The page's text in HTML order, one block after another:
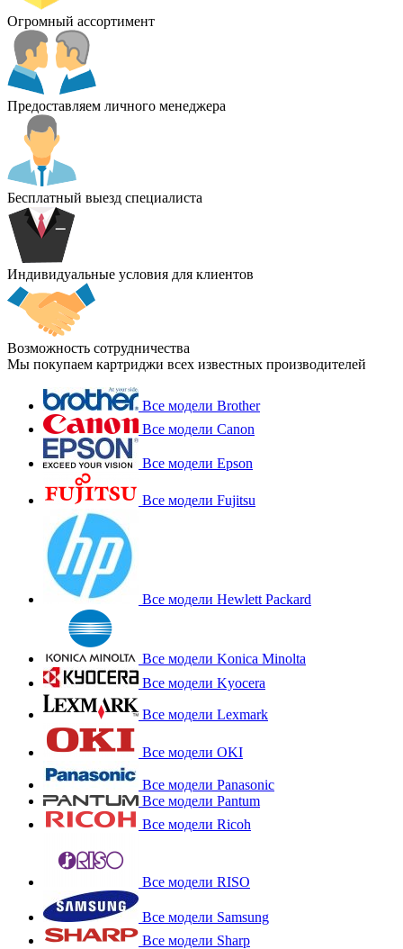
Огромный ассортимент
Предоставляем личного менеджера
Бесплатный выезд специалиста
Индивидуальные условия для клиентов
Возможность сотрудничества
Мы покупаем картриджи всех известных производителей
Все модели Brother
Все модели Canon
Все модели Epson
Все модели Fujitsu
Все модели Hewlett Packard
Все модели Konica Minolta
Все модели Kyocera
Все модели Lexmark
Все модели OKI
Все модели Panasonic
Все модели Pantum
Все модели Ricoh
Все модели RISO
Все модели Samsung
Все модели Sharp